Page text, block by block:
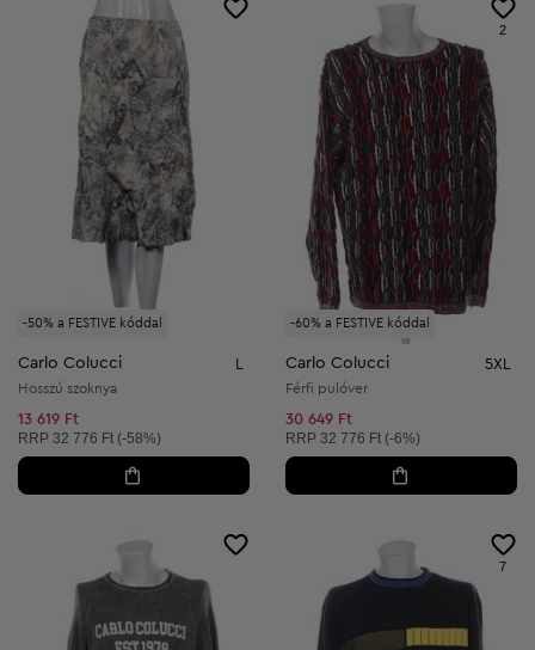
-50% a FESTIVE kóddal
Carlo Colucci L
Hosszú szoknya
13 619 Ft
Ajánlott ár:
RRP 32 776 Ft (-58%)
-60% a FESTIVE kóddal
2
Carlo Colucci 5XL
Férfi pulóver
30 649 Ft
Ajánlott ár:
RRP 32 776 Ft (-6%)
7